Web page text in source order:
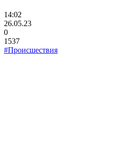
14:02
26.05.23
0
1537
#Происшествия